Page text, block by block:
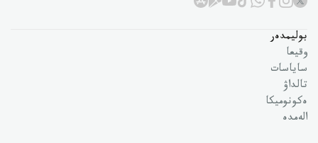
بوليمدەر
وقيعا
ساياسات
تالداۋ
ەكونوميكا
الەمدە